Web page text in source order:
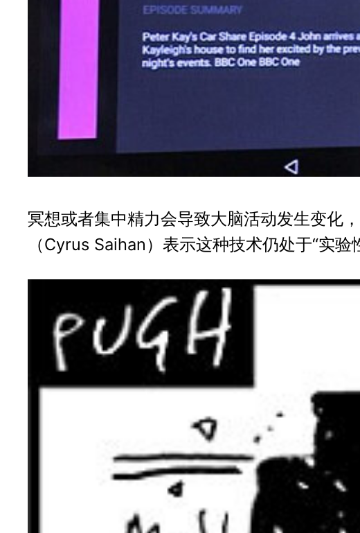
冥想或者集中精力会导致大脑活动发生变化
（Cyrus Saihan）表示这种技术仍处于“实验